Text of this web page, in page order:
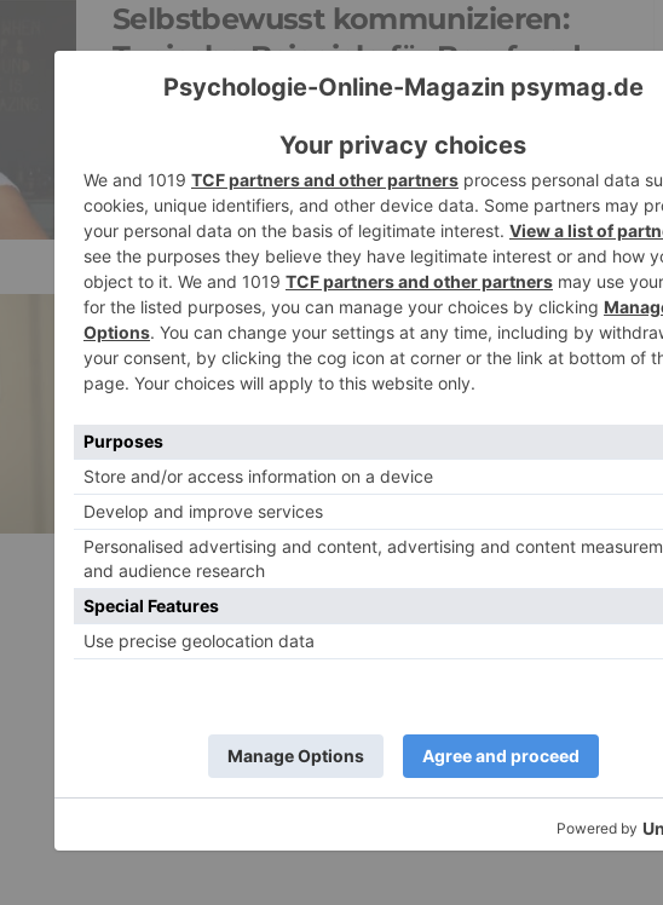
Selbstbewusst kommunizieren:
Typische Beispiele für Beruf und
Privatleben
16,779 0
Narzissmus vs. Selbstbewusstsein:
Fünf entscheidende Unterschiede
1,886